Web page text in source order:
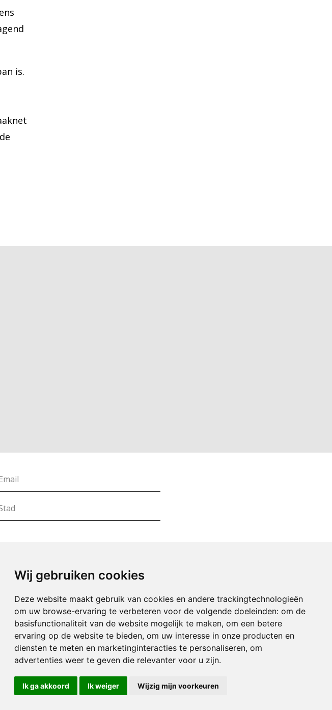
Wij gebruiken cookies
Deze website maakt gebruik van cookies en andere trackingtechnologieën
om uw browse-ervaring te verbeteren voor de volgende doeleinden: om de
basisfunctionaliteit van de website mogelijk te maken, om een betere
ervaring op de website te bieden, om uw interesse in onze producten en
diensten te meten en marketinginteracties te personaliseren, om
advertenties weer te geven die relevanter voor u zijn.
Ik ga akkoord Ik weiger Wijzig mijn voorkeuren
is.
Zolder Opruimen berg
Zolder Opruimen beverlo
Zolder Opruimen binderveld